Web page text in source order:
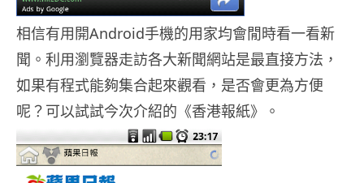
相信有用開Android手機的用家均會閒時看一看新
聞。利用瀏覽器走訪各大新聞網站是最直接方法，
如果有程式能夠集合起來觀看，是否會更為方便
呢？可以試試今次介紹的《香港報紙》。